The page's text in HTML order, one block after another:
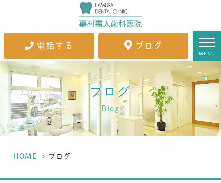
電話する ブログ
MENU
ブログ
Blog
HOME ブログ